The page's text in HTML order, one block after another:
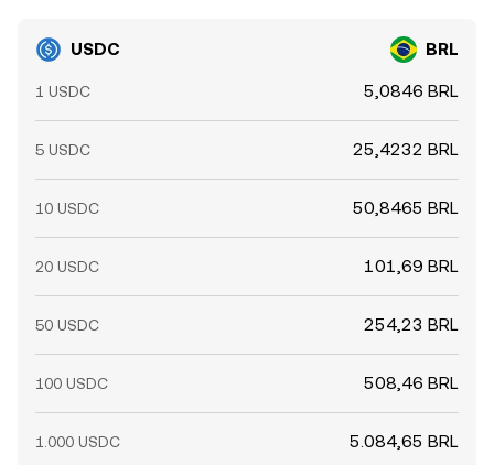
USDC BRL
1 USDC 5,0846 BRL
5 USDC 25,4232 BRL
10 USDC 50,8465 BRL
20 USDC 101,69 BRL
50 USDC 254,23 BRL
100 USDC 508,46 BRL
1.000 USDC 5.084,65 BRL